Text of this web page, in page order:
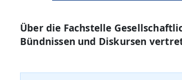
Über die Fachstelle
Bündnissen und Diskursen